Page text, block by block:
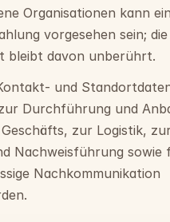
Organisationen kann
vorgesehen sein; die
bleibt davon unberührt.
und
Durchführung und
zur Logistik,
Nachweisführung sowie
Nachkommunikation